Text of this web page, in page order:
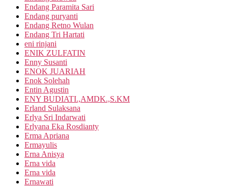
Endang Paramita Sari
Endang puryanti
Endang Retno Wulan
Endang Tri Hartati
eni rinjani
ENIK ZULFATIN
Enny Susanti
ENOK JUARIAH
Enok Solehah
Entin Agustin
ENY BUDIATI.,AMDK.,S.KM
Erland Sulaksana
Erlya Sri Indarwati
Erlyana Eka Rosdianty
Erma Apriana
Ermayulis
Erna Anisya
Erna vida
Erna vida
Ernawati